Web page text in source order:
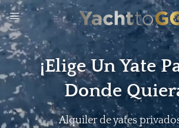
¡Elige Un Yate
Donde
Alquiler de yates